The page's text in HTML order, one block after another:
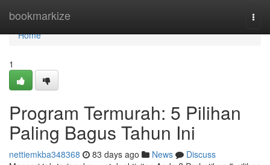
bookmarkize
Home
Home
1
Program Termurah: 5 Pilihan
Paling Bagus Tahun Ini
nettiemkba348368 83 days ago News
Discuss